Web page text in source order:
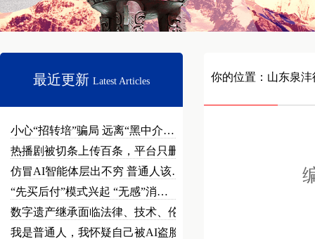
最近更新 Latest Articles
小心“招转培”骗局 远离“黑中介…
热播剧被切条上传百条，平台只删不…
仿冒AI智能体层出不穷 普通人该…
“先买后付”模式兴起 “无感”消…
数字遗产继承面临法律、技术、伦理…
我是普通人，我怀疑自己被AI盗脸…
你的位置： 山东泉